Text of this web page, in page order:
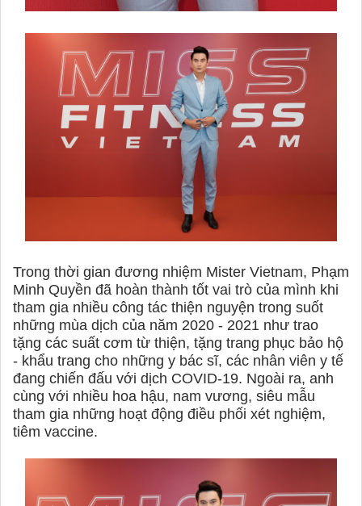
Trong thời gian đương nhiệm Mister Vietnam, Phạm
Minh Quyền đã hoàn thành tốt vai trò của mình khi
tham gia nhiều công tác thiện nguyện trong suốt
những mùa dịch của năm 2020 - 2021 như trao
tặng các suất cơm từ thiện, tặng trang phục bảo hộ
- khẩu trang cho những y bác sĩ, các nhân viên y tế
đang chiến đấu với dịch COVID-19. Ngoài ra, anh
cùng với nhiều hoa hậu, nam vương, siêu mẫu
tham gia những hoạt động điều phối xét nghiệm,
tiêm vaccine.